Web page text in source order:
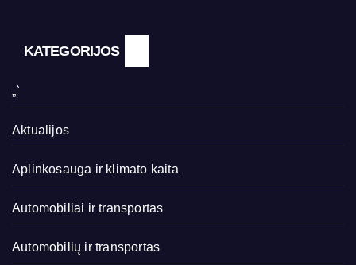
KATEGORIJOS
„`
Aktualijos
Aplinkosauga ir klimato kaita
Automobiliai ir transportas
Automobilių ir transportas